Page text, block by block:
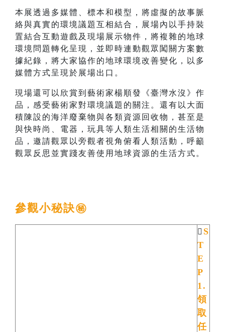
本展透過多媒體、標本和模型，將虛擬的故事脈
絡與真實的環境議題互相結合，展場內以手持裝
置結合互動遊戲及現場展示物件，將複雜的地球
環境問題轉化呈現，並即時連動觀眾闖關方案數
據紀錄，將大家協作的地球環境改善變化，以多
媒體方式呈現於展場出口。
現場還可以欣賞到藝術家楊順發《臺灣水沒》作
品，感受藝術家對環境議題的關注。還有以大面
積陳設的海洋廢棄物與各類資源回收物，甚至是
與快時尚、電器，玩具等人類生活相關的生活物
品，邀請觀眾以旁觀者視角俯看人類活動，呼籲
觀眾反思並實踐友善使用地球資源的生活方式。
參觀小秘訣㊙️
 S
T
E
P
1.
領
取
任